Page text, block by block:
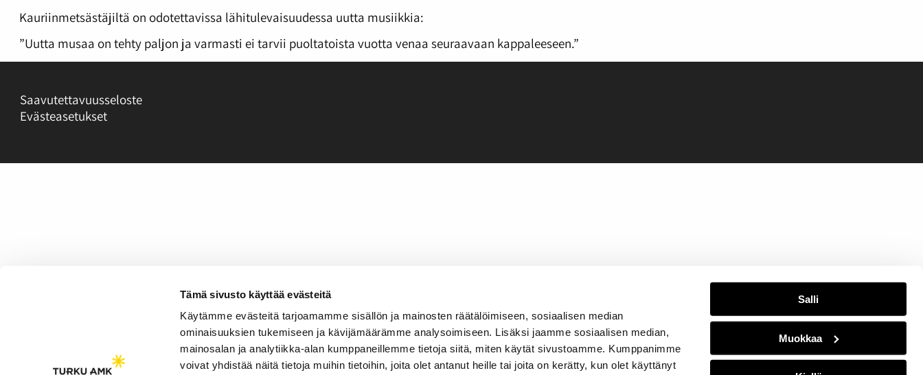
Tämä sivusto käyttää evästeitä
Käytämme evästeitä tarjoamamme sisällön ja mainosten räätälöimiseen, sosiaalisen median
ominaisuuksien tukemiseen ja kävijämäärämme analysoimiseen. Lisäksi jaamme sosiaalisen median,
mainosalan ja analytiikka-alan kumppaneillemme tietoja siitä, miten käytät sivustoamme. Kumppanimme
voivat yhdistää näitä tietoja muihin tietoihin, joita olet antanut heille tai joita on kerätty, kun olet käyttänyt
Salli
Muokkaa
Kauriinmetsästäjiltä on odotettavissa lähitulevaisuudessa uutta musiikkia:
”Uutta musaa on tehty paljon ja varmasti ei tarvii puoltatoista vuotta venaa seuraavaan kappaleeseen.”
Saavutettavuusseloste
Evästeasetukset